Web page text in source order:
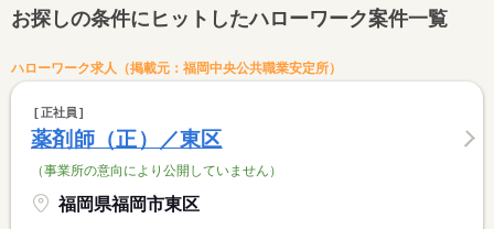
お探しの条件にヒットしたハローワーク案件一覧
ハローワーク求人（掲載元：福岡中央公共職業安定所）
正社員
薬剤師（正）／東区
（事業所の意向により公開していません）
福岡県福岡市東区